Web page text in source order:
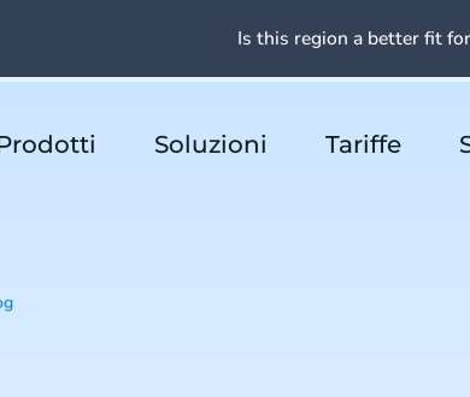
Soluzioni Tariffe
Is this region a better fit